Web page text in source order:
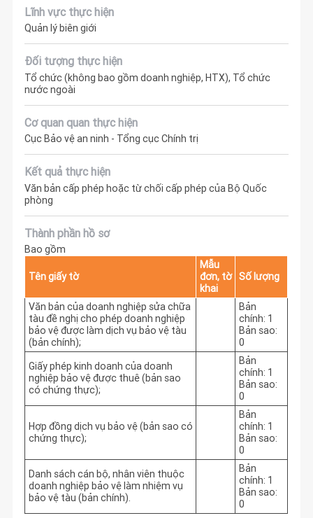
Lĩnh vực thực hiện
Quản lý biên giới
Đối tượng thực hiện
Tổ chức (không bao gồm doanh nghiệp, HTX), Tổ chức
nước ngoài
Cơ quan quan thực hiện
Cục Bảo vệ an ninh - Tổng cục Chính trị
Kết quả thực hiện
Văn bản cấp phép hoặc từ chối cấp phép của Bộ Quốc
phòng
Thành phần hồ sơ
Bao gồm
Tên giấy tờ
Mẫu
đơn, tờ
khai
Số lượng
Văn bản của doanh nghiệp sửa chữa
tàu đề nghị cho phép doanh nghiệp
bảo vệ được làm dịch vụ bảo vệ tàu
(bản chính);
Bản
chính: 1
Bản sao:
0
Giấy phép kinh doanh của doanh
nghiệp bảo vệ được thuê (bản sao
có chứng thực);
Bản
chính: 1
Bản sao:
0
Hợp đồng dịch vụ bảo vệ (bản sao có
chứng thực);
Bản
chính: 1
Bản sao:
0
Danh sách cán bộ, nhân viên thuộc
doanh nghiệp bảo vệ làm nhiệm vụ
bảo vệ tàu (bản chính).
Bản
chính: 1
Bản sao:
0